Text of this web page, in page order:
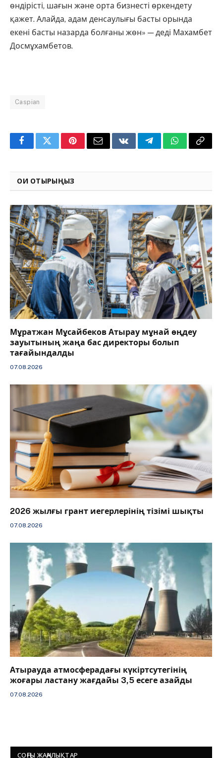
өндірісті, шағын және орта бизнесті өркендету
қажет. Алайда, адам денсаулығы басты орында
екені басты назарда болғаны жөн» — деді Махамбет
Досмұхамбетов.
Caspian
FacebookTwitterPinterestEmail VKontakteTelegramWhatsApp
Copy
ОҚИ ОТЫРЫҢЫЗ
Мұратжан Мұсайбеков Атырау мұнай өңдеу
зауытының жаңа бас директоры болып
тағайындалды
07.08.2026
2026 жылғы грант иегерлерінің тізімі шықты
07.08.2026
Атырауда атмосферадағы күкіртсутегінің
жоғары ластану жағдайы 3,5 есеге азайды
07.08.2026
СОҢҒЫ ЖАҢАЛЫҚТАР